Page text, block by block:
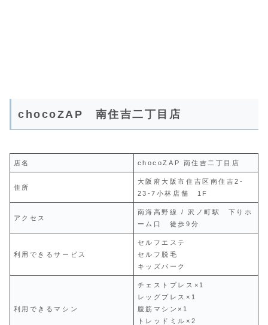
chocoZAP 南住吉二丁目店
店名 chocoZAP 南住吉二丁目店
住所
大阪府大阪市住吉区南住吉2-
23-7小林店舗 1F
アクセス
南海高野線 / 沢ノ町駅 下りホ
ーム口 徒歩9分
利用できるサービス
セルフエステ
セルフ脱毛
キッズパーク
利用できるマシン
チェストプレス×1
レッグプレス×1
腹筋マシン×1
トレッドミル×2